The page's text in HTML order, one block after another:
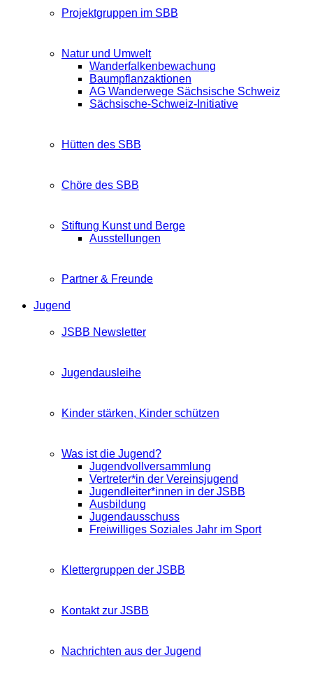
Projektgruppen im SBB
Natur und Umwelt
Wanderfalkenbewachung
Baumpflanzaktionen
AG Wanderwege Sächsische Schweiz
Sächsische-Schweiz-Initiative
Hütten des SBB
Chöre des SBB
Stiftung Kunst und Berge
Ausstellungen
Partner & Freunde
Jugend
JSBB Newsletter
Jugendausleihe
Kinder stärken, Kinder schützen
Was ist die Jugend?
Jugendvollversammlung
Vertreter*in der Vereinsjugend
Jugendleiter*innen in der JSBB
Ausbildung
Jugendausschuss
Freiwilliges Soziales Jahr im Sport
Klettergruppen der JSBB
Kontakt zur JSBB
Nachrichten aus der Jugend